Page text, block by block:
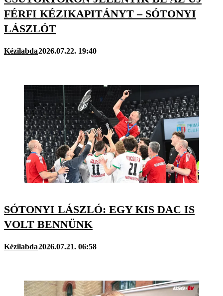
FÉRFI KÉZIKAPITÁNYT – SÓTONYI
LÁSZLÓT
Kézilabda2026.07.22. 19:40
SÓTONYI LÁSZLÓ: EGY KIS DAC IS
VOLT BENNÜNK
Kézilabda2026.07.21. 06:58